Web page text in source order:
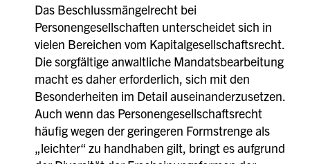
Das Beschlussmängelrecht bei
Personengesellschaften unterscheidet sich in
vielen Bereichen vom Kapitalgesellschaftsrecht.
Die sorgfältige anwaltliche Mandatsbearbeitung
macht es daher erforderlich, sich mit den
Besonderheiten im Detail auseinanderzusetzen.
Auch wenn das Personengesellschaftsrecht
häufig wegen der geringeren Formstrenge als
„leichter“ zu handhaben gilt, bringt es aufgrund